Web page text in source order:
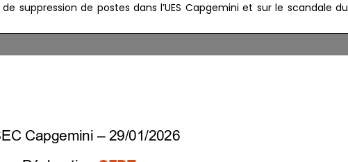
suppression de postes dans l’UES Capgemini et sur le scandale du